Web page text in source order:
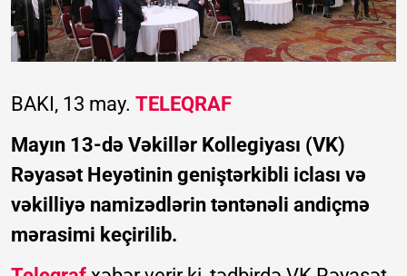
BAKI, 13 may. TELEQRAF
Mayın 13-də Vəkillər Kollegiyası (VK)
Rəyasət Heyətinin geniştərkibli iclası və
vəkilliyə namizədlərin təntənəli andiçmə
mərasimi keçirilib.